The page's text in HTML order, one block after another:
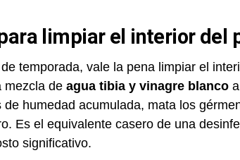
limpiar el interior del
temporada, vale la pena limpiar el
mezcla de agua tibia y vinagre blanco
humedad acumulada, mata los
Es el equivalente casero de una
significativo.